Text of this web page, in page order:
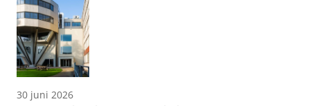
30 juni 2026